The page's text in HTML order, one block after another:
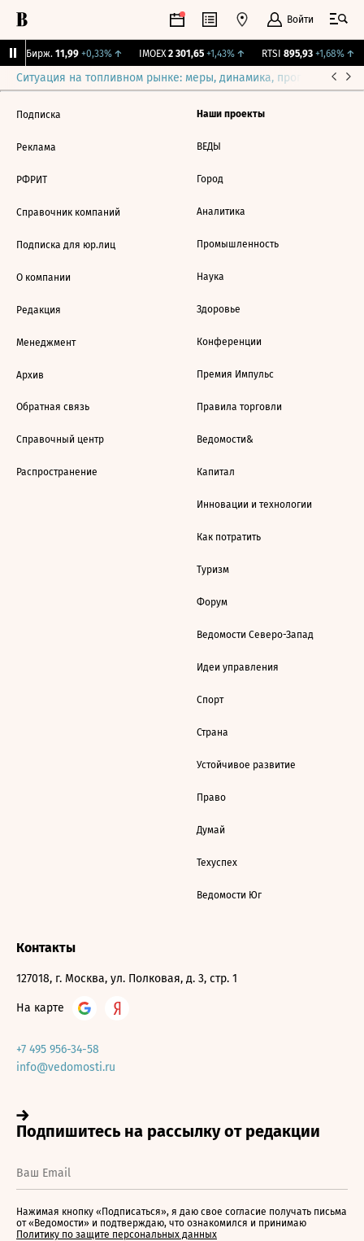
Войти
CNY Бирж. 11,99 +0,33%↑ IMOEX 2 301,65 +1,43%↑ RTSI 895,93 +1,68%↑
Ситуация на топливном рынке: меры, динамика, прогнозы
Подписка
Реклама
РФРИТ
Справочник компаний
Подписка для юр.лиц
О компании
Редакция
Менеджмент
Архив
Обратная связь
Справочный центр
Распространение
Наши проекты
ВЕДЫ
Город
Аналитика
Промышленность
Наука
Здоровье
Конференции
Премия Импульс
Правила торговли
Ведомости&
Капитал
Инновации и технологии
Как потратить
Туризм
Форум
Ведомости Северо-Запад
Идеи управления
Спорт
Страна
Устойчивое развитие
Право
Думай
Техуспех
Ведомости Юг
Контакты
127018, г. Москва, ул. Полковая, д. 3, стр. 1
На карте
+7 495 956-34-58
info@vedomosti.ru
Нажимая кнопку «Подписаться», я даю свое согласие получать письма
от «Ведомости» и подтверждаю, что ознакомился и принимаю
Политику по защите персональных данных